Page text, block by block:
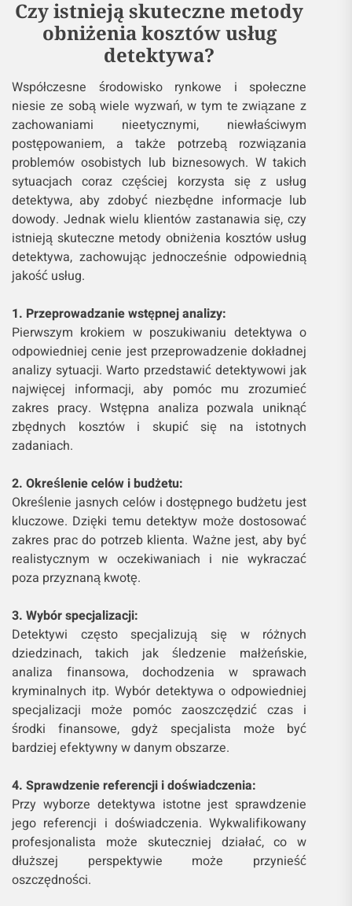
Czy istnieją skuteczne metody
obniżenia kosztów usług
detektywa?
Współczesne środowisko rynkowe i społeczne
niesie ze sobą wiele wyzwań, w tym te związane z
zachowaniami nieetycznymi, niewłaściwym
postępowaniem, a także potrzebą rozwiązania
problemów osobistych lub biznesowych. W takich
sytuacjach coraz częściej korzysta się z usług
detektywa, aby zdobyć niezbędne informacje lub
dowody. Jednak wielu klientów zastanawia się, czy
istnieją skuteczne metody obniżenia kosztów usług
detektywa, zachowując jednocześnie odpowiednią
jakość usług.
1. Przeprowadzanie wstępnej analizy:
Pierwszym krokiem w poszukiwaniu detektywa o
odpowiedniej cenie jest przeprowadzenie dokładnej
analizy sytuacji. Warto przedstawić detektywowi jak
najwięcej informacji, aby pomóc mu zrozumieć
zakres pracy. Wstępna analiza pozwala uniknąć
zbędnych kosztów i skupić się na istotnych
zadaniach.
2. Określenie celów i budżetu:
Określenie jasnych celów i dostępnego budżetu jest
kluczowe. Dzięki temu detektyw może dostosować
zakres prac do potrzeb klienta. Ważne jest, aby być
realistycznym w oczekiwaniach i nie wykraczać
poza przyznaną kwotę.
3. Wybór specjalizacji:
Detektywi często specjalizują się w różnych
dziedzinach, takich jak śledzenie małżeńskie,
analiza finansowa, dochodzenia w sprawach
kryminalnych itp. Wybór detektywa o odpowiedniej
specjalizacji może pomóc zaoszczędzić czas i
środki finansowe, gdyż specjalista może być
bardziej efektywny w danym obszarze.
4. Sprawdzenie referencji i doświadczenia:
Przy wyborze detektywa istotne jest sprawdzenie
jego referencji i doświadczenia. Wykwalifikowany
profesjonalista może skuteczniej działać, co w
dłuższej perspektywie może przynieść
oszczędności.